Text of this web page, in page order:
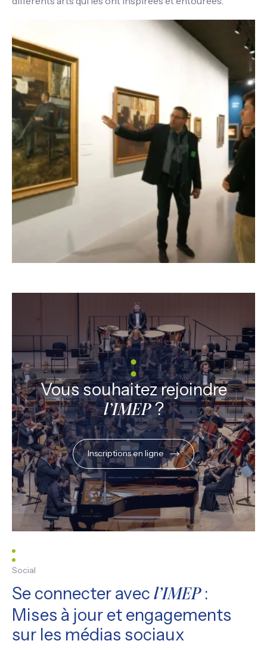
Vous souhaitez rejoindre
l’IMEP?
Inscriptions en ligne
Social
Se connecter avec l’IMEP:
Mises à jour et engagements
sur les médias sociaux